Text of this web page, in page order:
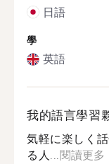
日語
學
英語
我的語言學習
気軽に楽しく
る人...閱讀更多